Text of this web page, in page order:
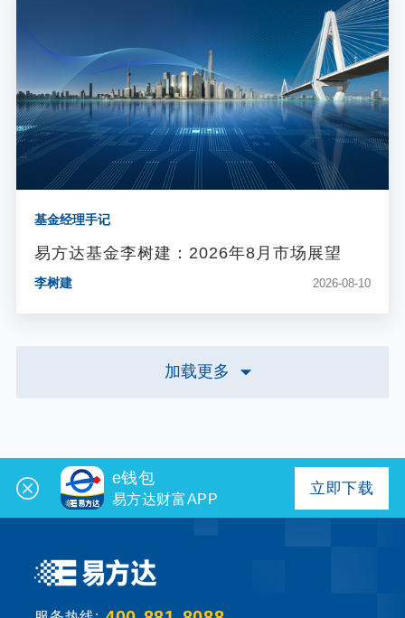
基金经理手记
易方达基金李树建：2026年8月市场展望
李树建 2026-08-10
加载更多
e钱包
易方达财富APP
立即下载